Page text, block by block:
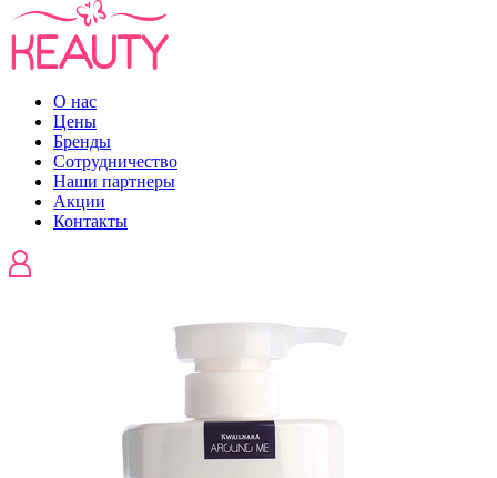
О нас
Цены
Бренды
Сотрудничество
Наши партнеры
Акции
Контакты